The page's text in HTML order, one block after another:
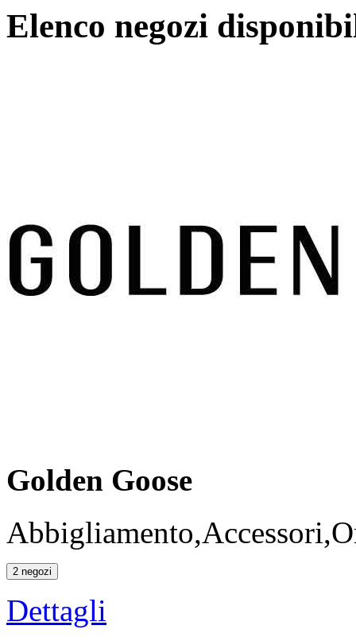
Elenco negozi
Golden Goose
2 negozi
Dettagli